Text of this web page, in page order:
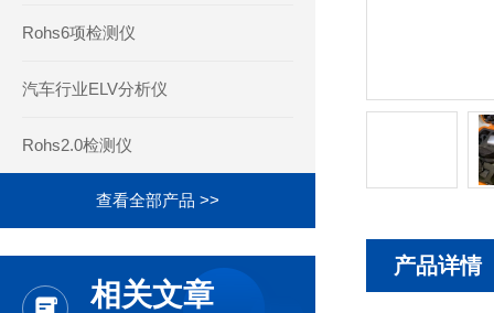
Rohs6项检测仪
汽车行业ELV分析仪
Rohs2.0检测仪
查看全部产品 >>
相关文章
产品详情